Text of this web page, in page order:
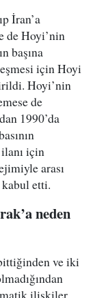
İran’a
de Hoyi’nin
başına
için Hoyi
Hoyi’nin
de
1990’da
için
arası
etti.
neden
ve iki
ilişkiler